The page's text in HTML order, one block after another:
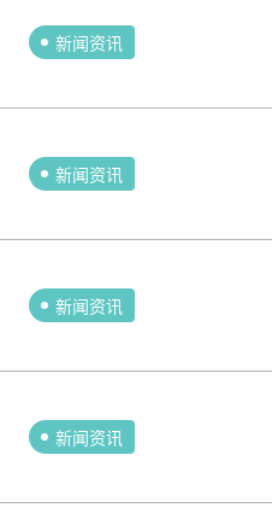
新闻资讯
新闻资讯
新闻资讯
新闻资讯